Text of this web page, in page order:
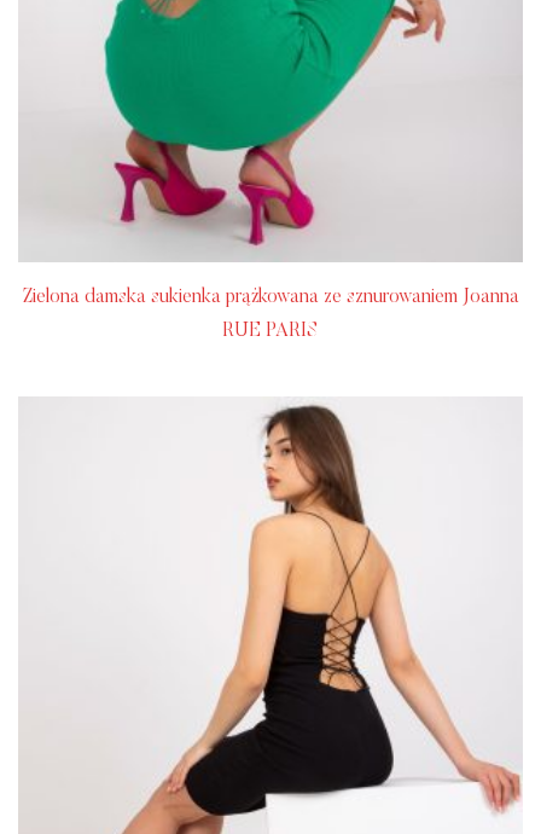
Zielona damska sukienka prążkowana ze sznurowaniem Joanna
RUE PARIS